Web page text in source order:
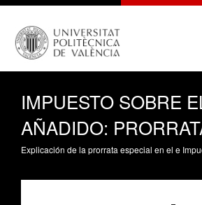
IMPUESTO SOBRE
AÑADIDO: